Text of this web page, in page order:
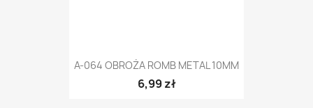
A-064 OBROŻA ROMB METAL 10MM
6,99 zł